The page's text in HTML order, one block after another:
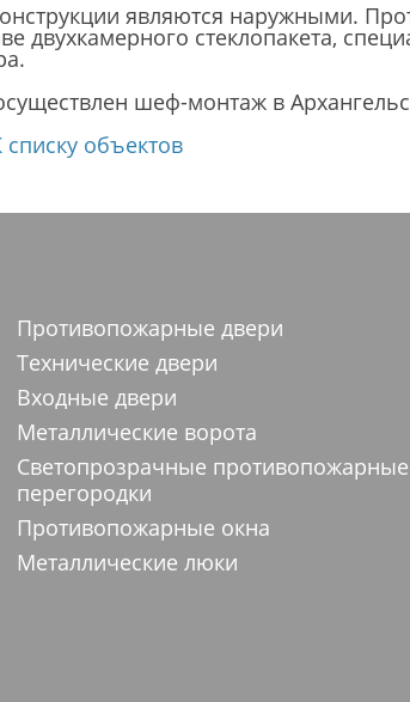
являются наружными.
двухкамерного стеклопакета,
шеф-монтаж в
списку объектов
Противопожарные двери
Технические двери
Входные двери
Металлические ворота
Светопрозрачные противопожарные
перегородки
Противопожарные окна
Металлические люки